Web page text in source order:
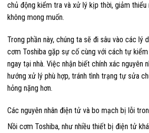
chủ động kiểm tra và xử lý kịp thời, giảm
không mong muốn.
Trong phần này, chúng ta sẽ đi sâu vào các lý
cơm Toshiba gặp sự cố cùng với cách tự
ngay tại nhà. Việc nhận biết chính xác nguyên
hướng xử lý phù hợp, tránh tình trạng tự sửa
hỏng nặng hơn.
Các nguyên nhân điện tử và bo mạch bị lỗi
Nồi cơm Toshiba, như nhiều thiết bị điện tử